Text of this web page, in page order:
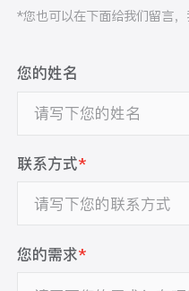
*您也可以在下面给我们留言
您的姓名
联系方式*
您的需求*